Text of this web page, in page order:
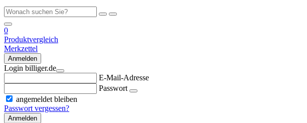
0
Produktvergleich
Merkzettel
Anmelden
Login billiger.de
E-Mail-Adresse
Passwort
angemeldet bleiben
Passwort vergessen?
Anmelden